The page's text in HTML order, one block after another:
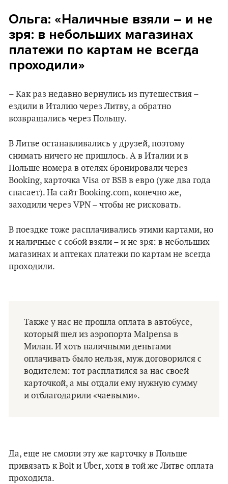
Ольга: «Наличные взяли – и не
зря: в небольших магазинах
платежи по картам не всегда
проходили»
– Как раз недавно вернулись из путешествия –
ездили в Италию через Литву, а обратно
возвращались через Польшу.
В Литве останавливались у друзей, поэтому
снимать ничего не пришлось. А в Италии и в
Польше номера в отелях бронировали через
Booking, карточка Visa от BSB в евро (уже два года
спасает). На сайт Booking.com, конечно же,
заходили через VPN – чтобы не рисковать.
В поездке тоже расплачивались этими картами, но
и наличные с собой взяли – и не зря: в небольших
магазинах и аптеках платежи по картам не всегда
проходили.
Также у нас не прошла оплата в автобусе,
который шел из аэропорта Malpensa в
Милан. И хоть наличными деньгами
оплачивать было нельзя, муж договорился с
водителем: тот расплатился за нас своей
карточкой, а мы отдали ему нужную сумму
и отблагодарили «чаевыми».
Да, еще не смогли эту же карточку в Польше
привязать к Bolt и Uber, хотя в той же Литве оплата
проходила.